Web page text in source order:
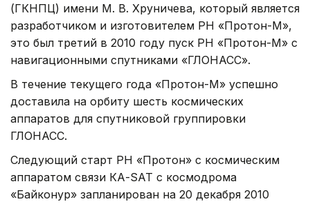
(ГКНПЦ) имени М. В. Хруничева, который является
разработчиком и изготовителем РН «Протон-М»,
это был третий в 2010 году пуск РН «Протон-М» с
навигационными спутниками «ГЛОНАСС».
В течение текущего года «Протон-М» успешно
доставила на орбиту шесть космических
аппаратов для спутниковой группировки
ГЛОНАСС.
Следующий старт РН «Протон» с космическим
аппаратом связи КА-SAT с космодрома
«Байконур» запланирован на 20 декабря 2010